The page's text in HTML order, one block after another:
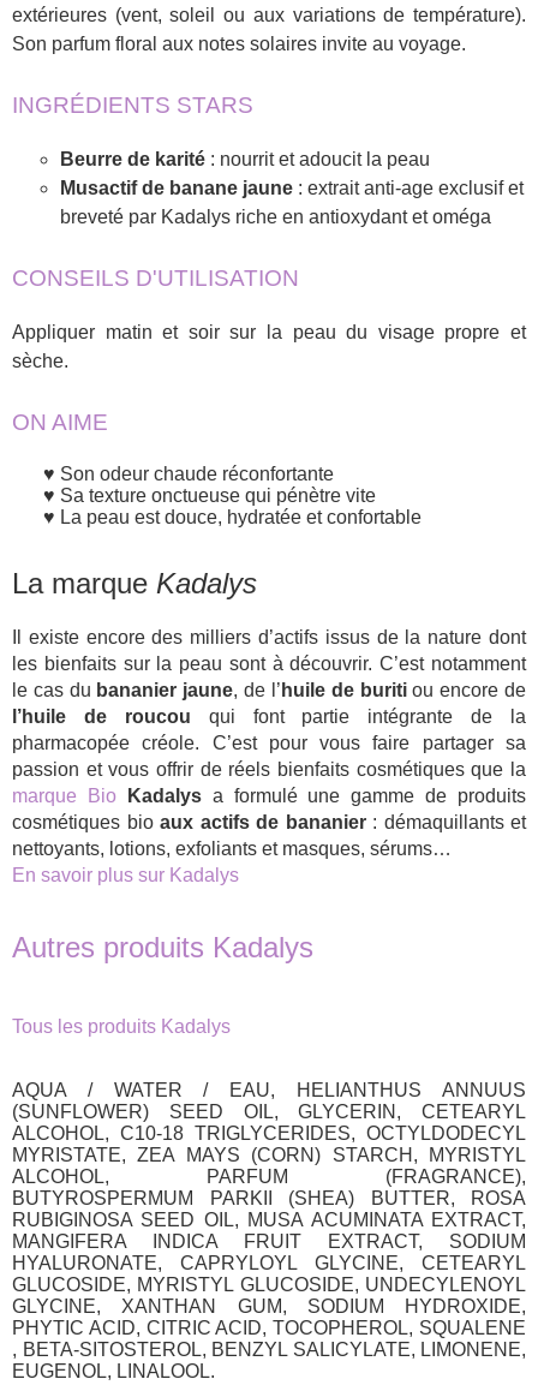
extérieures (vent, soleil ou aux variations de température).
Son parfum floral aux notes solaires invite au voyage.
INGRÉDIENTS STARS
Beurre de karité : nourrit et adoucit la peau
Musactif de banane jaune : extrait anti-age exclusif et
breveté par Kadalys riche en antioxydant et oméga
CONSEILS D'UTILISATION
Appliquer matin et soir sur la peau du visage propre et
sèche.
ON AIME
Son odeur chaude réconfortante
Sa texture onctueuse qui pénètre vite
La peau est douce, hydratée et confortable
La marque Kadalys
Il existe encore des milliers d’actifs issus de la nature dont
les bienfaits sur la peau sont à découvrir. C’est notamment
le cas du bananier jaune, de l’ huile de buritiou encore de
l’huile de roucou qui font partie intégrante de la
pharmacopée créole. C’est pour vous faire partager sa
passion et vous offrir de réels bienfaits cosmétiques que la
marque Bio
Kadalysa formulé une gamme de produits
cosmétiques bio aux actifs de bananier: démaquillants et
nettoyants, lotions, exfoliants et masques, sérums…
En savoir plus sur Kadalys
Autres produits Kadalys
Tous les produits Kadalys
AQUA / WATER / EAU, HELIANTHUS ANNUUS
(SUNFLOWER) SEED OIL, GLYCERIN, CETEARYL
ALCOHOL, C10-18 TRIGLYCERIDES, OCTYLDODECYL
MYRISTATE, ZEA MAYS (CORN) STARCH, MYRISTYL
ALCOHOL, PARFUM (FRAGRANCE),
BUTYROSPERMUM PARKII (SHEA) BUTTER, ROSA
RUBIGINOSA SEED OIL, MUSA ACUMINATA EXTRACT,
MANGIFERA INDICA FRUIT EXTRACT, SODIUM
HYALURONATE, CAPRYLOYL GLYCINE, CETEARYL
GLUCOSIDE, MYRISTYL GLUCOSIDE, UNDECYLENOYL
GLYCINE, XANTHAN GUM, SODIUM HYDROXIDE,
PHYTIC ACID, CITRIC ACID, TOCOPHEROL, SQUALENE
, BETA-SITOSTEROL, BENZYL SALICYLATE, LIMONENE,
EUGENOL, LINALOOL.